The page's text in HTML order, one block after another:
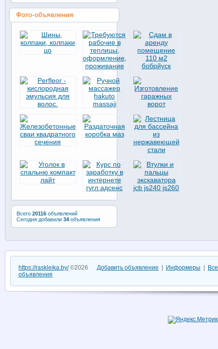
Фото-объявления
Всего 20116объявлений
Сегодня добавили 34объявления
https://raskleika.by/©2026 Добавить объявление Информеры
объявления